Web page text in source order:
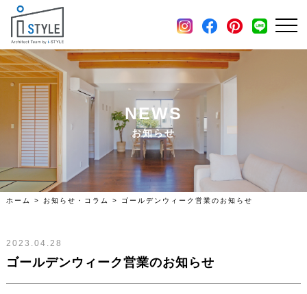
NEWS
お知らせ
ホーム > お知らせ・コラム > ゴールデンウィーク営業のお知らせ
ゴールデンウィーク営業のお知らせ
2023.04.28